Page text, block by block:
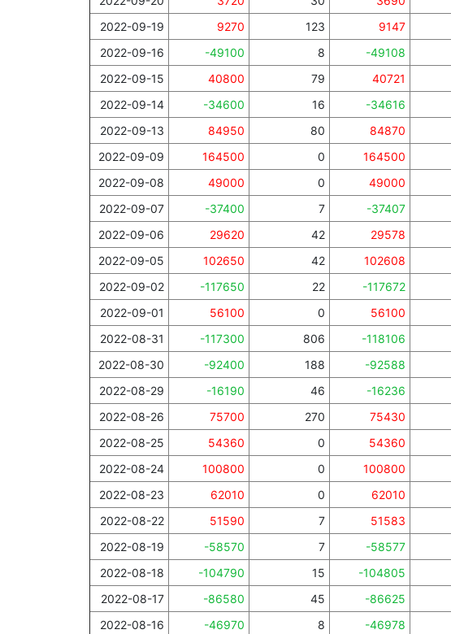
2022-09-19
9270 123 9147
2022-09-16
-49100 8 -49108
2022-09-15
40800 79 40721
2022-09-14
-34600 16 -34616
2022-09-13
84950 80 84870
2022-09-09
164500 0 164500
2022-09-08
49000 0 49000
2022-09-07
-37400 7 -37407
2022-09-06
29620 42 29578
2022-09-05
102650 42 102608
2022-09-02
-117650 22 -117672
2022-09-01
56100 0 56100
2022-08-31
-117300 806 -118106
2022-08-30
-92400 188 -92588
2022-08-29
-16190 46 -16236
2022-08-26
75700 270 75430
2022-08-25
54360 0 54360
2022-08-24
100800 0 100800
2022-08-23
62010 0 62010
2022-08-22
51590 7 51583
2022-08-19
-58570 7 -58577
2022-08-18
-104790 15 -104805
2022-08-17
-86580 45 -86625
2022-08-16
-46970 8 -46978